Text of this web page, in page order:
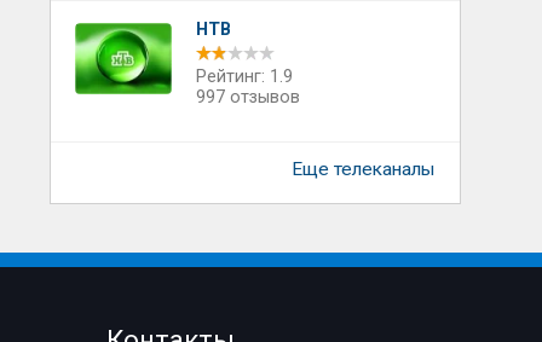
НТВ
Рейтинг: 1.9
997 отзывов
Еще телеканалы